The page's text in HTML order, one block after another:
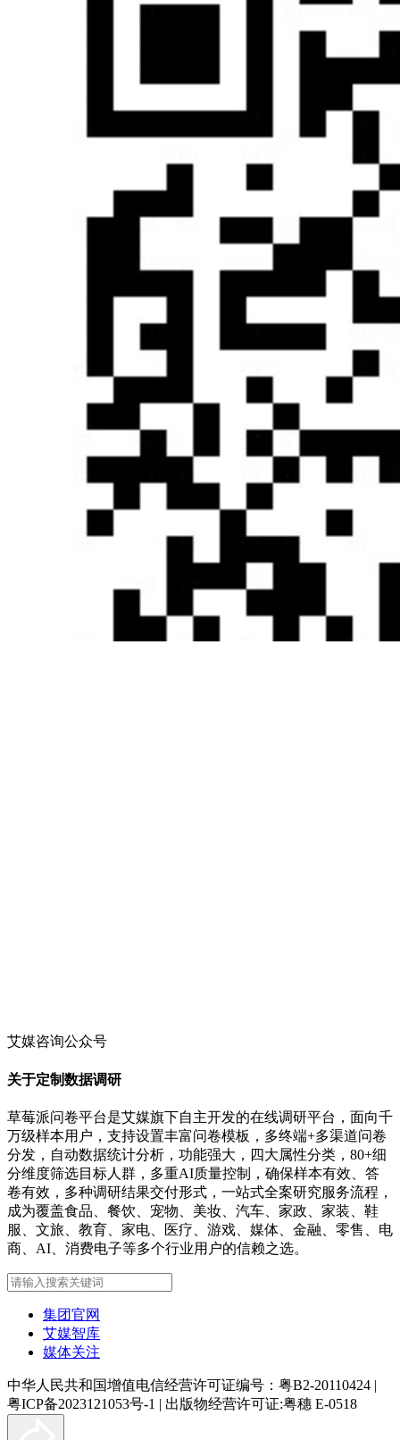
艾媒咨询公众号
关于定制数据调研
草莓派问卷平台是艾媒旗下自主开发的在线调研平台，面向千
万级样本用户，支持设置丰富问卷模板，多终端+多渠道问卷
分发，自动数据统计分析，功能强大，四大属性分类，80+细
分维度筛选目标人群，多重AI质量控制，确保样本有效、答
卷有效，多种调研结果交付形式，一站式全案研究服务流程，
成为覆盖食品、餐饮、宠物、美妆、汽车、家政、家装、鞋
服、文旅、教育、家电、医疗、游戏、媒体、金融、零售、电
商、AI、消费电子等多个行业用户的信赖之选。
集团官网
艾媒智库
媒体关注
中华人民共和国增值电信经营许可证编号：粤B2-20110424 |
粤ICP备2023121053号-1 | 出版物经营许可证:粤穗 E-0518